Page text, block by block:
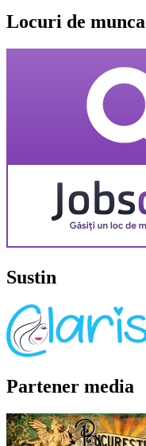
Locuri de munca
Sustin
Partener media